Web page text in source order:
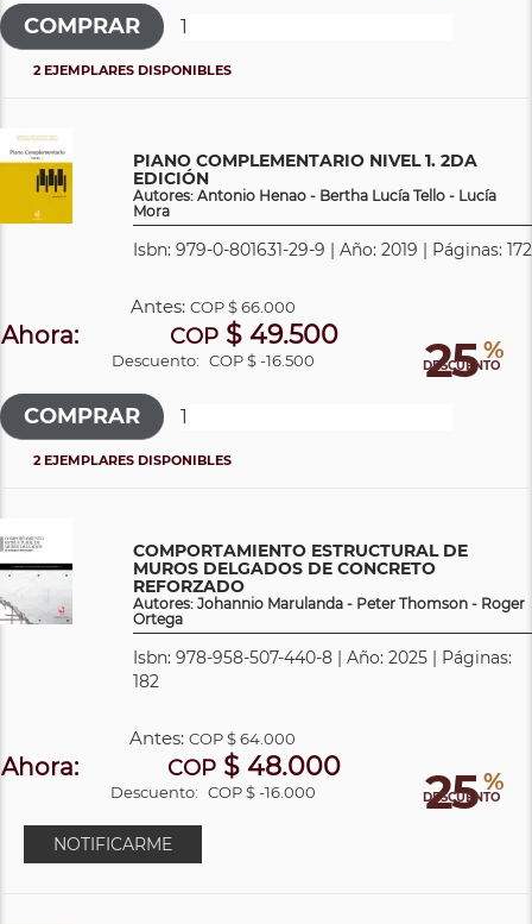
2 EJEMPLARES DISPONIBLES
PIANO COMPLEMENTARIO NIVEL 1. 2DA
EDICIÓN
Autores: Antonio Henao - Bertha Lucía Tello - Lucía
Mora
Isbn: 979-0-801631-29-9 | Año: 2019 | Páginas: 172
25 %
DESCUENTO
Antes: COP$ 66.000
Ahora: COP $ 49.500
Descuento: COP $ -16.500
2 EJEMPLARES DISPONIBLES
COMPORTAMIENTO ESTRUCTURAL DE
MUROS DELGADOS DE CONCRETO
REFORZADO
Autores: Johannio Marulanda - Peter Thomson - Roger
Ortega
Isbn: 978-958-507-440-8 | Año: 2025 | Páginas:
182
25 %
DESCUENTO
Antes:COP$ 64.000
Ahora: COP $ 48.000
Descuento: COP $ -16.000
NOTIFICARME